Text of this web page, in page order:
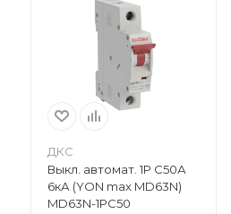
ДКС
Выкл. автомат. 1Р С50А
6кА (YON max MD63N)
MD63N-1PC50